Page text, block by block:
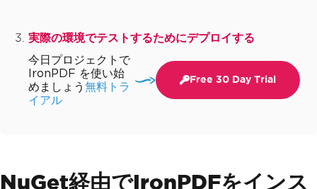
実際の環境でテストするためにデプロイする
今日プロジェクトで
IronPDF を使い始
めましょう 無料トラ
イアル
Free 30 Day Trial
NuGet経由でIronPDFをインス